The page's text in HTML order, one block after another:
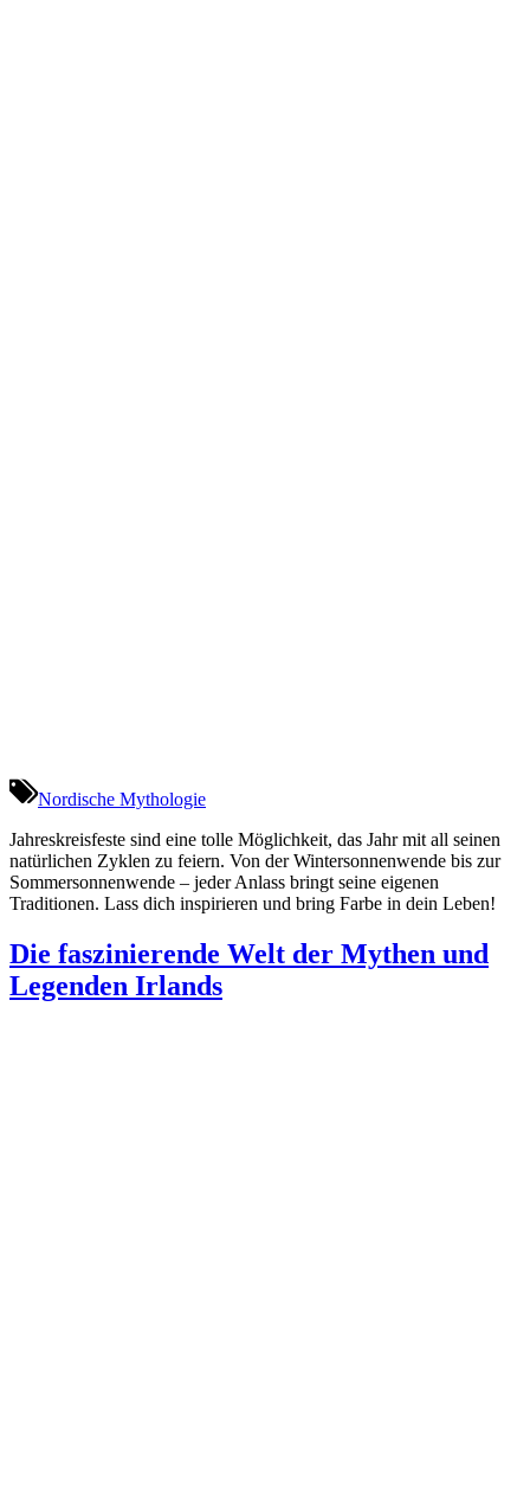
Nordische Mythologie
Jahreskreisfeste sind eine tolle Möglichkeit, das Jahr mit all seinen
natürlichen Zyklen zu feiern. Von der Wintersonnenwende bis zur
Sommersonnenwende – jeder Anlass bringt seine eigenen
Traditionen. Lass dich inspirieren und bring Farbe in dein Leben!
Die faszinierende Welt der Mythen und
Legenden Irlands